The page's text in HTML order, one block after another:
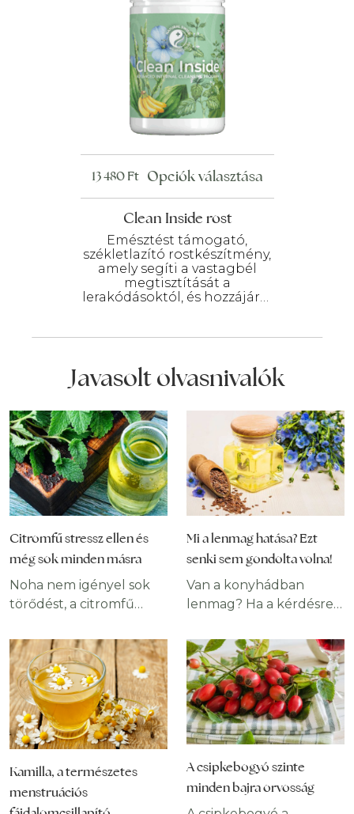
Clean Inside rost
Emésztést támogató,
székletlazító rostkészítmény,
amely segíti a vastagbél
megtisztítását a
lerakódásoktól, és hozzájárul
13 480Ft Opciók választásaEnnek
variációja
választhatók
ki
Javasolt olvasnivalók
Citromfű stressz ellen és
még sok minden másra
Noha nem igényel sok
törődést, a citromfű
felülmúlhatatlanok. Az
ókori arabok, görögök és
egyiptomiak nagy
tiszteletben tartották.
Úgy vélték, természetes
ellenszere a
szomorúságnak,
kozmetikumok és
Mi a lenmag hatása? Ezt
senki sem gondolta volna!
Van a konyhádban
lenmag? Ha a kérdésre
ideje megismerned
ennek a
szuperélelmiszernek az
egészségvédő hatásait,
és megtudnod, miért
tették az ókorban
fogyasztását. Számos
lenyűgöző egészségügyi
Kamilla, a természetes
menstruációs
A csipkebogyó szinte
minden bajra orvosság